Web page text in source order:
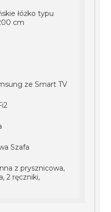
łóżko typu
cm
ze Smart TV
Szafa
z prysznicowa,
2 ręczniki,